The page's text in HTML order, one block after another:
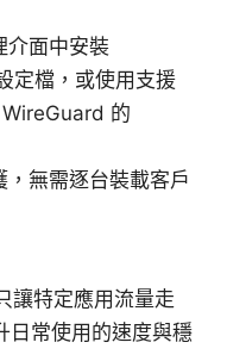
介面中安裝
定檔，或使用支援
的
無需逐台裝載客戶
讓特定應用流量走
日常使用的速度與穩